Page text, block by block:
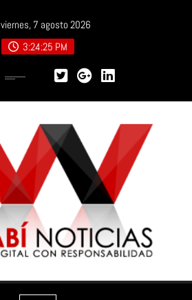
viernes, 7 agosto 2026
3:24:26 PM